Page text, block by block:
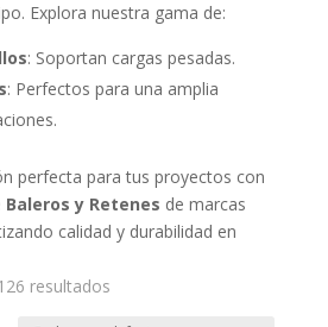
Explora nuestra gama de:
: Soportan cargas pesadas.
: Perfectos para una amplia
perfecta para tus proyectos con
Baleros y Retenes de marcas
calidad y durabilidad en
resultados